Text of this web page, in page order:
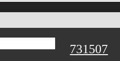
731507